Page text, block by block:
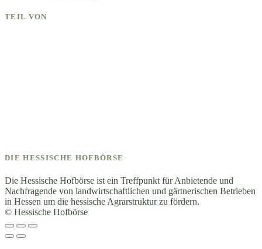
TEIL VON
DIE HESSISCHE HOFBÖRSE
Die Hessische Hofbörse ist ein Treffpunkt für Anbietende und
Nachfragende von landwirtschaftlichen und gärtnerischen Betrieben
in Hessen um die hessische Agrarstruktur zu fördern.
© Hessische Hofbörse